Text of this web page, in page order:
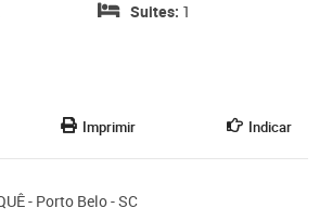
Suites: 1
Imprimir Indicar
- Porto Belo - SC